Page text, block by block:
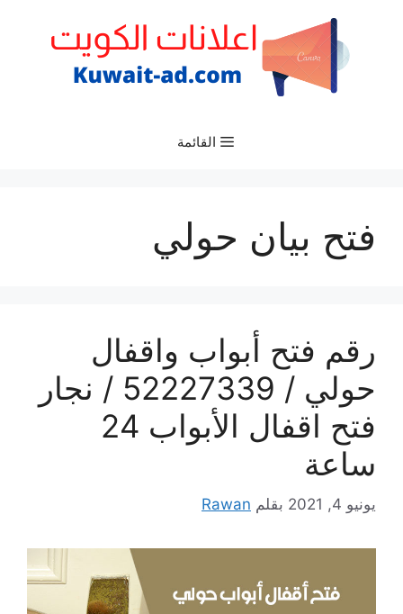
القائمة
فتح بيان حولي
رقم فتح أبواب واقفال
حولي / 52227339 / نجار
فتح اقفال الأبواب 24
ساعة
يونيو 4, 2021 بقلم Rawan